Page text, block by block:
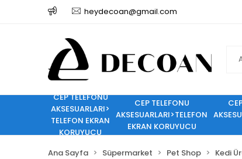
heydecoan@gmail.com
CEP TELEFONU
AKSESUARLARI>
TELEFON EKRAN
KORUYUCU
CEP TELEFONU
AKSESUARLARI>TELEFON
EKRAN KORUYUCU
Ana Sayfa Süpermarket Pet Shop Kedi